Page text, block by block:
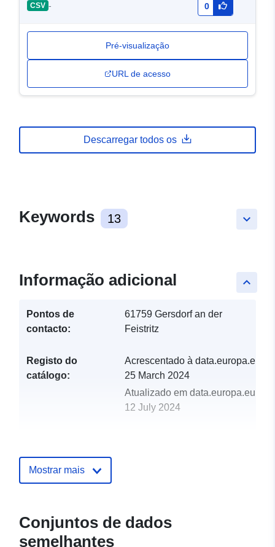
CSV - 0
Pré-visualização
URL de acesso
Descarregar todos os
keyboard_arrow_down
Keywords 13
keyboard_arrow_up
Informação adicional
Pontos de
contacto:
61759 Gersdorf an der
Feistritz
Registo do
catálogo:
Acrescentado à data.europa.eu:
25 March 2024
Atualizado em data.europa.eu:
12 July 2024
Mostrar mais
Conjuntos de dados
semelhantes